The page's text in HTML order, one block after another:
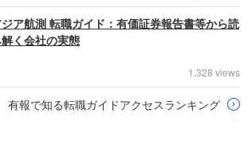
ア航測 転職ガイド：有価証券報告書等から読
く会社の実態
1,328 views
有報で知る転職ガイドアクセスランキング